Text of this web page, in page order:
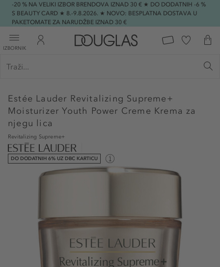
-20 % NA VELIKI IZBOR BRENDOVA IZNAD 30 € ★ DO DODATNIH -6 %
S BEAUTY CARD ★ 8.-9.8.2026. ★ NOVO: BESPLATNA DOSTAVA U
PAKETOMATE ZA NARUDŽBE IZNAD 30 €
IZBORNIK
Estée Lauder Revitalizing Supreme+
Moisturizer Youth Power Creme Krema za
njegu lica
Revitalizing Supreme+
DO DODATNIH 6% UZ DBC KARTICU